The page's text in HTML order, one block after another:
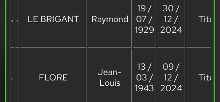
LE BRIGANT Raymond
19 /
07 /
1929
30 /
12 /
2024
FLORE
Jean-
Louis
13 /
03 /
1943
09 /
12 /
2024